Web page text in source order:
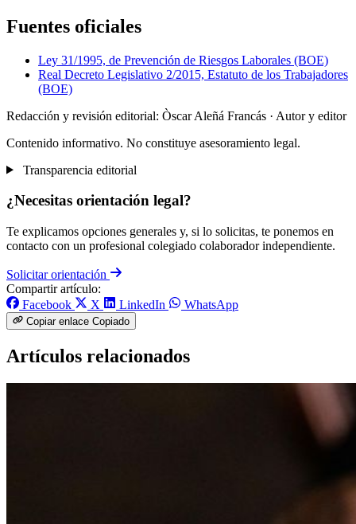
Fuentes oficiales
Ley 31/1995, de Prevención de Riesgos Laborales (BOE)
Real Decreto Legislativo 2/2015, Estatuto de los Trabajadores
(BOE)
Redacción y revisión editorial: Òscar Aleñá Francás · Autor y editor
Contenido informativo. No constituye asesoramiento legal.
Transparencia editorial
¿Necesitas orientación legal?
Te explicamos opciones generales y, si lo solicitas, te ponemos en
contacto con un profesional colegiado colaborador independiente.
Solicitar orientación
Compartir artículo:
Facebook
X LinkedIn WhatsApp
Copiar enlace Copiado
Artículos relacionados